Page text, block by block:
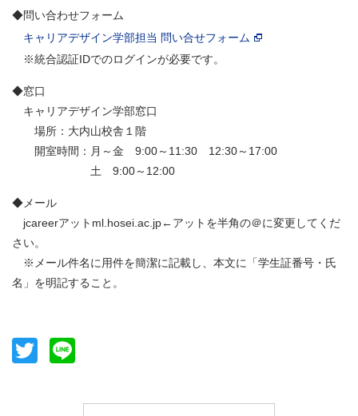
◆問い合わせフォーム
キャリアデザイン学部担当 問い合せフォーム
※統合認証IDでのログインが必要です。
◆窓口
キャリアデザイン学部窓口
場所：大内山校舎１階
開室時間：月～金 9:00～11:30 12:30～17:00
土 9:00～12:00
◆メール
jcareerアットml.hosei.ac.jp←アットを半角の＠に変更してくだ
さい。
※メール件名に用件を簡潔に記載し、本文に「学生証番号・氏
名」を明記すること。
Twitter